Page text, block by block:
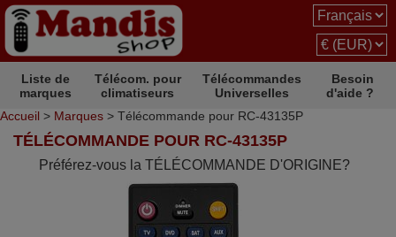
Liste de
marques
Télécom. pour
climatiseurs
Télécommandes
Universelles
Besoin
d'aide ?
Accueil > Marques > Télécommande pour RC-43135P
TÉLÉCOMMANDE POUR RC-43135P
Préférez-vous la TÉLÉCOMMANDE D'ORIGINE?